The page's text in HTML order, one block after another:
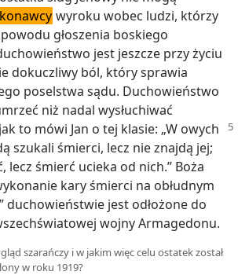
wyroku wobec ludzi, którzy
głoszenia boskiego
jest jeszcze przy życiu
dokuczliwy ból, który sprawia
poselstwa sądu. Duchowieństwo
niż nadal wysłuchiwać
jak to mówi Jan o tej klasie: „W owych
szukali śmierci, lecz nie znajdą jej;
lecz śmierć ucieka od nich.” Boża
kary śmierci na obłudnym
duchowieństwie jest odłożone do
wojny Armagedonu.
szarańczy i w jakim więc celu ostatek został
w roku 1919?